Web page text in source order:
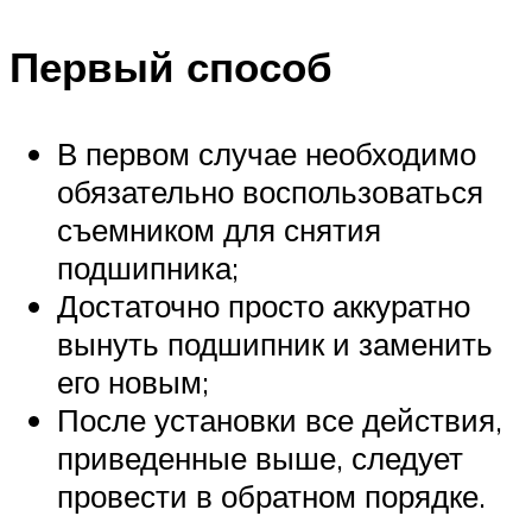
Первый способ
В первом случае необходимо
обязательно воспользоваться
съемником для снятия
подшипника;
Достаточно просто аккуратно
вынуть подшипник и заменить
его новым;
После установки все действия,
приведенные выше, следует
провести в обратном порядке.